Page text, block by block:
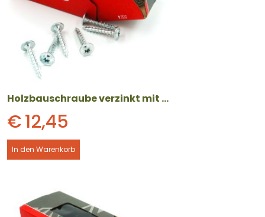
Holzbauschraube verzinkt mit Tellerkopf (6 x 40 mm) 100 Stück
€12,45
In den Warenkorb